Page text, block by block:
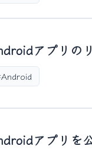
アプリの
アプリを